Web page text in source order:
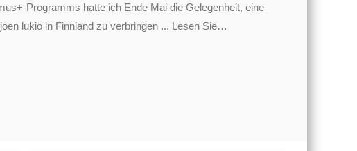
Programms hatte ich Ende Mai die Gelegenheit, eine
lukio in Finnland zu verbringen ... Lesen Sie…